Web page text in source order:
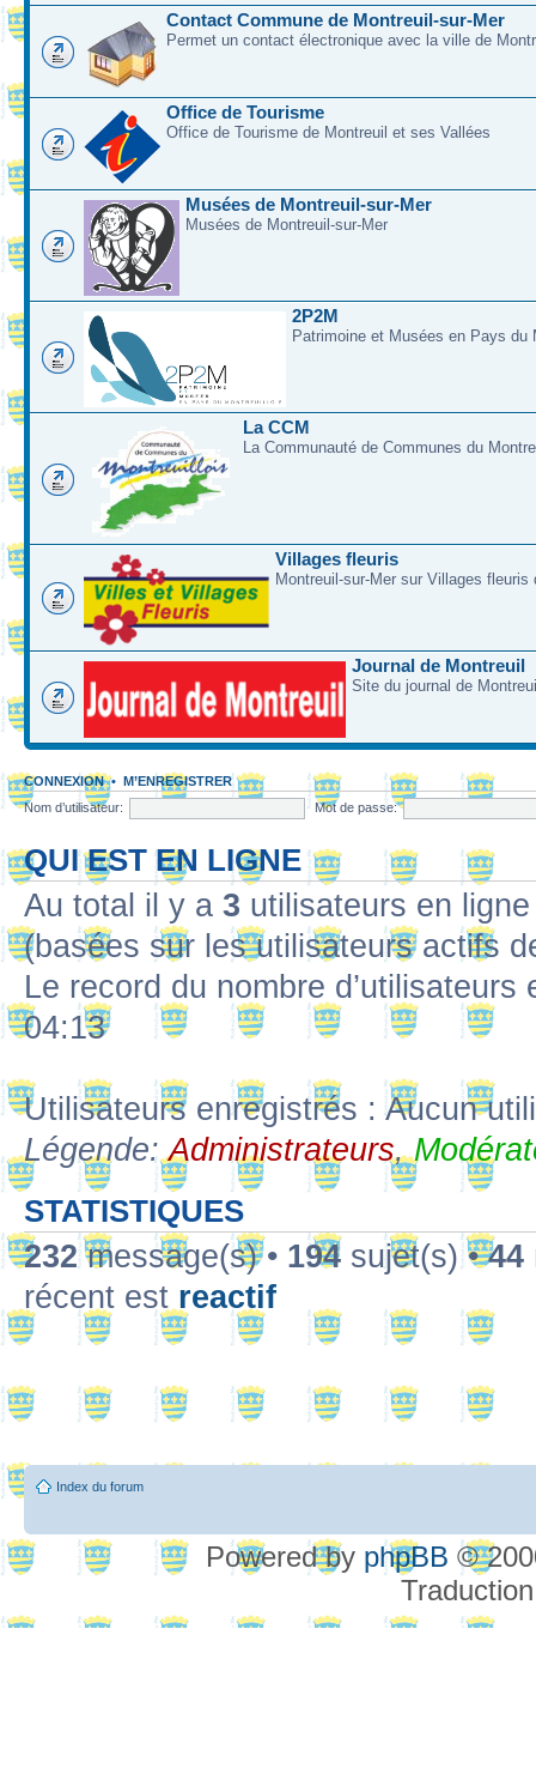
Contact Commune de Montreuil-sur-Mer
Permet un contact électronique avec la ville de
Office de Tourisme
Office de Tourisme de Montreuil et ses Vallées
Musées de Montreuil-sur-Mer
Musées de Montreuil-sur-Mer
2P2M
Patrimoine et Musées en Pays du
La CCM
La Communauté de Communes du
Villages fleuris
Montreuil-sur-Mer sur Villages fleuris
Journal de Montreuil
Site du journal de
CONNEXION• M’ENREGISTRER
Nom d’utilisateur:
Mot de passe:
QUI EST EN LIGNE
Au total il y a 3 utilisateurs en
(basées sur les utilisateurs actifs
Le record du nombre
04:13
Utilisateurs enregistrés : Aucun
Légende:Administrateurs,
STATISTIQUES
232message(s) • 194 sujet(s) •44
récent est reactif
Index du forum
Powered by phpBB ©